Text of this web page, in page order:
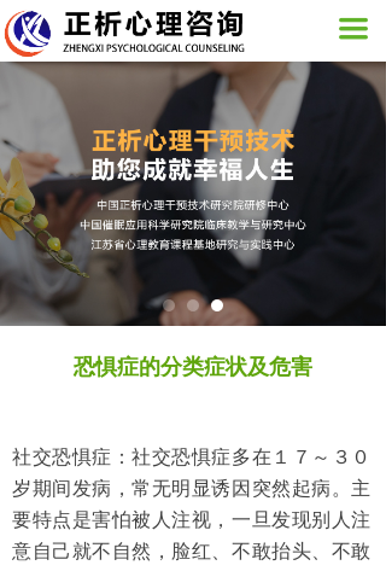
끀
网站首页
关于我们
活动展示
图片新闻
心理咨询服务
培训课程
正析心理恐惧症的分类症状及危害
社交恐惧症：社交恐惧症多在１７～３０
岁期间发病，常无明显诱因突然起病。主
要特点是害怕被人注视，一旦发现别人注
意自己就不自然，脸红、不敢抬头、不敢